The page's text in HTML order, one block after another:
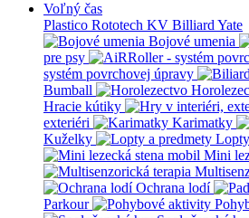
Voľný čas
Plastico Rototech KV Billiard Yate
Bojové umenia
pre psy
systém povrchovej úpravy
Bumball
Hracie kútiky
exteriéri
Karimatky
Kuželky
Mini
Ochrana lodí
Parkour